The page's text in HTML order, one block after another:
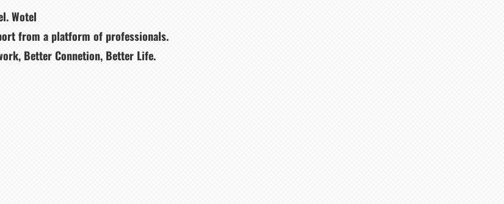
Wotel
from a platform of professionals.
Better Connetion, Better Life.